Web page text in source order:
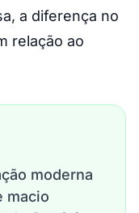
a diferença no
relação ao
moderna
macio